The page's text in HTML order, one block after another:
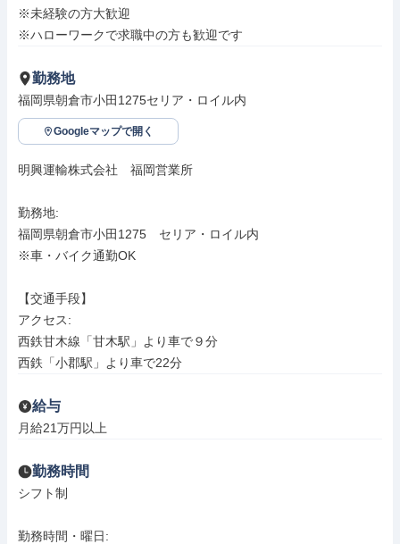
※未経験の方大歓迎
※ハローワークで求職中の方も歓迎です
勤務地
福岡県朝倉市小田1275セリア・ロイル内
Googleマップで開く
明興運輸株式会社　福岡営業所
勤務地:
福岡県朝倉市小田1275　セリア・ロイル内
※車・バイク通勤OK
【交通手段】
アクセス:
西鉄甘木線「甘木駅」より車で９分
西鉄「小郡駅」より車で22分
給与
月給21万円以上
勤務時間
シフト制
勤務時間・曜日: